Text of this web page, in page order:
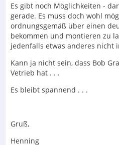
Es gibt noch Möglichkeiten -
gerade. Es muss doch wohl
ordnungsgemäß über einen
bekommen und montieren zu
jedenfalls etwas anderes nicht
Kann ja nicht sein, dass Bob
Vetrieb hat . . .
Es bleibt spannend . . .
Gruß,
Henning